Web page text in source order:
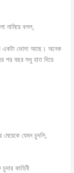
নামিয়ে বলল,
একটা ভোদা আছে। অনেক
পর বছর শুধু হাত দিয়ে
যেমন চুদলি,
কাহিনী